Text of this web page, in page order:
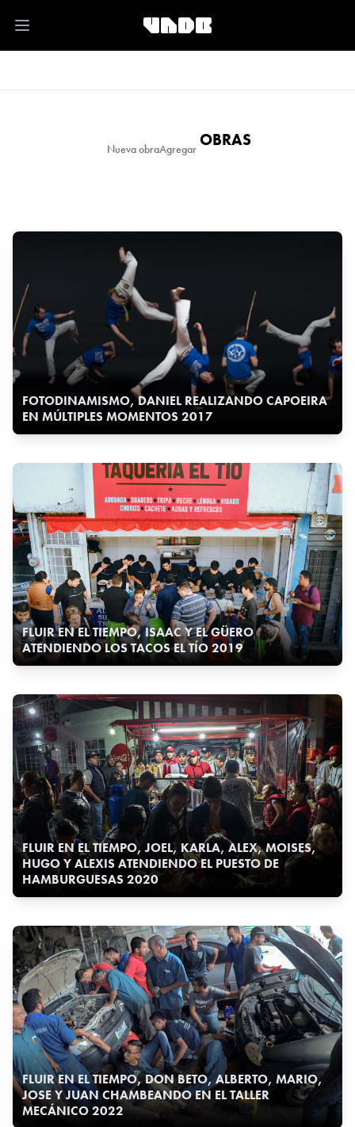
Open main menu
Nueva obraAgregar OBRAS
FOTODINAMISMO, DANIEL REALIZANDO CAPOEIRA
EN MÚLTIPLES MOMENTOS 2017
FLUIR EN EL TIEMPO, ISAAC Y EL GÜERO
ATENDIENDO LOS TACOS EL TÍO 2019
FLUIR EN EL TIEMPO, JOEL, KARLA, ALEX, MOISES,
HUGO Y ALEXIS ATENDIENDO EL PUESTO DE
HAMBURGUESAS 2020
FLUIR EN EL TIEMPO, DON BETO, ALBERTO, MARIO,
JOSE Y JUAN CHAMBEANDO EN EL TALLER
MECÁNICO 2022